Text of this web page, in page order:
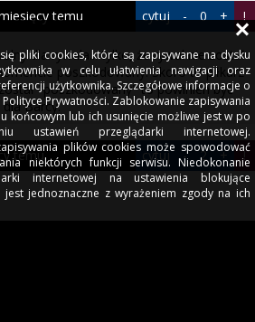
dla rywala... tylko, że rywal nie został
poszkodowany. Skoro to piłkarz
"poszkodowany" to powinien być
Barcy.
temu cytuj - 0 + !
temu cytuj - 2 + !
pliki cookies, które są zapisywane na dysku
w celu ułatwienia nawigacji oraz
użytkownika. Szczegółowe informacje o
Prywatności. Zablokowanie zapisywania
końcowym lub ich usunięcie możliwe jest w po
ustawień przeglądarki internetowej.
plików cookies może spowodować
niektórych funkcji serwisu. Niedokonanie
internetowej na ustawienia blokujące
jednoznaczne z wyrażeniem zgody na ich